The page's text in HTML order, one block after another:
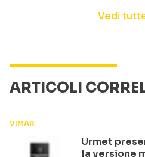
Vedi
ARTICOLI
VIMAR
Urmet
la versione